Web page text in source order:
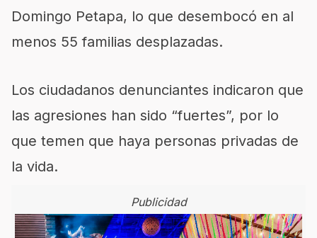
Domingo Petapa, lo que desembocó en al
menos 55 familias desplazadas.
Los ciudadanos denunciantes indicaron que
las agresiones han sido “fuertes”, por lo
que temen que haya personas privadas de
la vida.
Publicidad